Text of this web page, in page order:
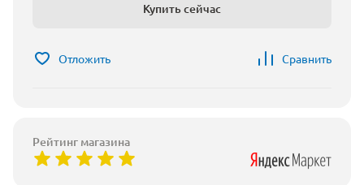
Купить сейчас
Отложить Сравнить
Рейтинг магазина